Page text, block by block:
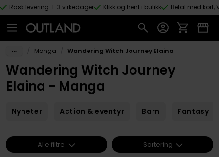
Hopp til hovedinnhold
Rask levering: 1-3 virkedager Klikk og hent i butikk Betal med kort,
Manga Wandering Witch Journey Elaina
Wandering Witch Journey
Elaina - Manga
Nyheter Action & eventyr Barn Fantasy
Alle filtre Sortering